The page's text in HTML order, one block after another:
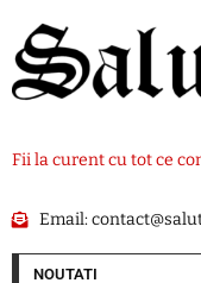
Fii la curent cu tot ce
Email:
NOUTATI